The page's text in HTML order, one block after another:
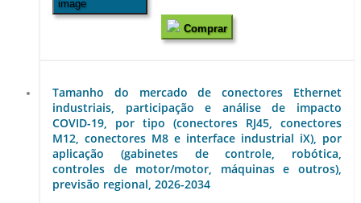
Comprar
Tamanho do mercado de conectores Ethernet
industriais, participação e análise de impacto
COVID-19, por tipo (conectores RJ45, conectores
M12, conectores M8 e interface industrial iX), por
aplicação (gabinetes de controle, robótica,
controles de motor/motor, máquinas e outros),
previsão regional, 2026-2034